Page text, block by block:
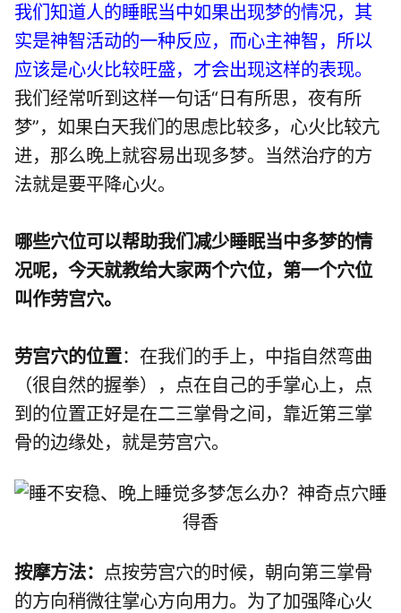
我们知道人的睡眠当中如果出现梦的情况，其
实是神智活动的一种反应，而心主神智，所以
应该是心火比较旺盛，才会出现这样的表现。
我们经常听到这样一句话“日有所思，夜有所
梦”，如果白天我们的思虑比较多，心火比较亢
进，那么晚上就容易出现多梦。当然治疗的方
法就是要平降心火。
哪些穴位可以帮助我们减少睡眠当中多梦的情
况呢，今天就教给大家两个穴位，第一个穴位
叫作劳宫穴。
劳宫穴的位置：在我们的手上，中指自然弯曲
（很自然的握拳），点在自己的手掌心上，点
到的位置正好是在二三掌骨之间，靠近第三掌
骨的边缘处，就是劳宫穴。
按摩方法： 点按劳宫穴的时候，朝向第三掌骨
的方向稍微往掌心方向用力。为了加强降心火